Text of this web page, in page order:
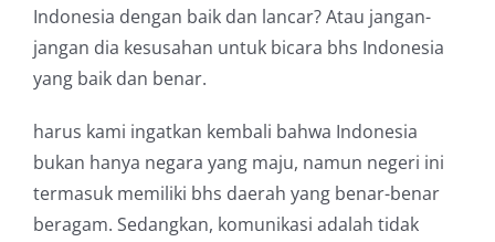
Indonesia dengan baik dan lancar? Atau jangan-
jangan dia kesusahan untuk bicara bhs Indonesia
yang baik dan benar.
harus kami ingatkan kembali bahwa Indonesia
bukan hanya negara yang maju, namun negeri ini
termasuk memiliki bhs daerah yang benar-benar
beragam. Sedangkan, komunikasi adalah tidak